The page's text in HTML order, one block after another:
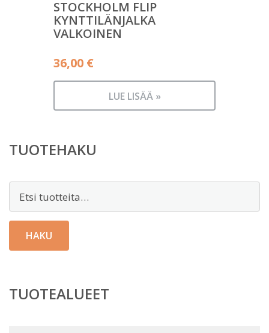
STOCKHOLM FLIP
KYNTTILÄNJALKA
VALKOINEN
36,00 €
LUE LISÄÄ »
TUOTEHAKU
HAKU
TUOTEALUEET